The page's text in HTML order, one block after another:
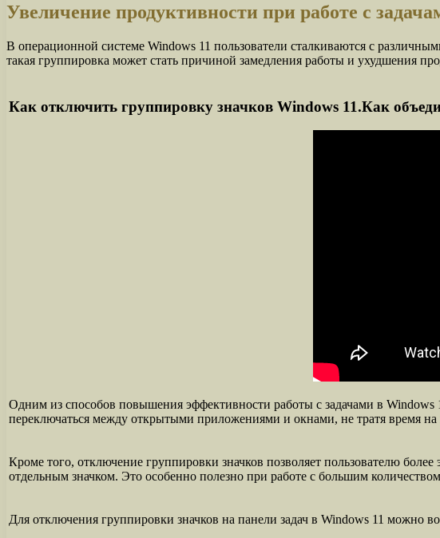
Увеличение продуктивности при работе с
В операционной системе Windows 11 пользователи сталкиваются с
такая группировка может стать причиной замедления работы и ухудшения
Как отключить группировку значков Windows 11.Как
Одним из способов повышения эффективности работы с задачами в Windows
переключаться между открытыми приложениями и окнами, не тратя время на
Кроме того, отключение группировки значков позволяет пользователю
отдельным значком. Это особенно полезно при работе с большим
Для отключения группировки значков на панели задач в Windows 11 можно